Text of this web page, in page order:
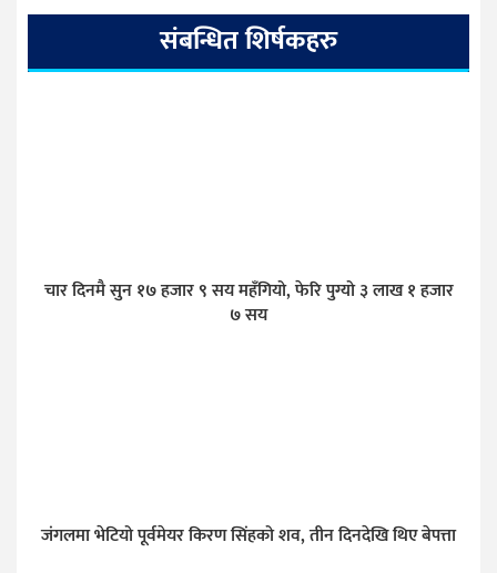
संबन्धित शिर्षकहरु
चार दिनमै सुन १७ हजार ९ सय महँगियो, फेरि पुग्यो ३ लाख १ हजार
७ सय
जंगलमा भेटियो पूर्वमेयर किरण सिंहको शव, तीन दिनदेखि थिए बेपत्ता